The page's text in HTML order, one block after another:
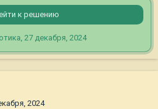
к решению
27 декабря, 2024
2024